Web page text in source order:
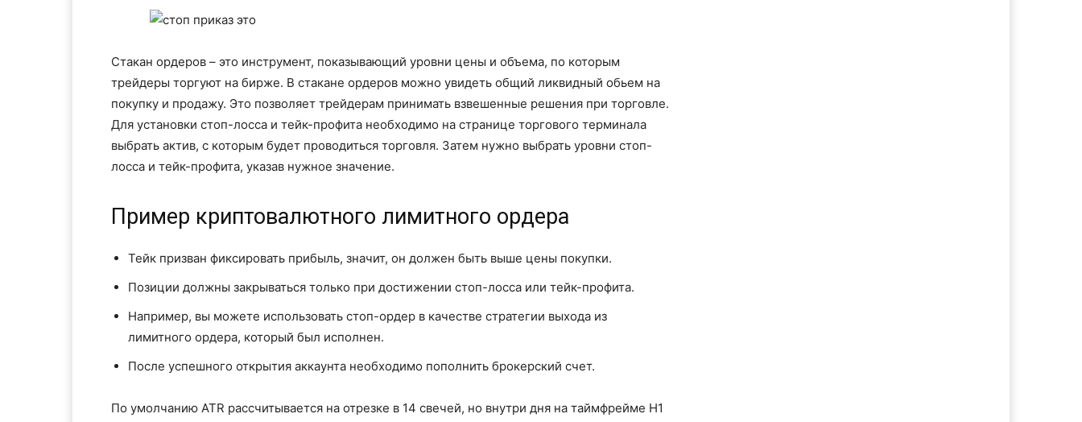
Стакан ордеров – это инструмент, показывающий уровни цены и объема, по которым
трейдеры торгуют на бирже. В стакане ордеров можно увидеть общий ликвидный обьем на
покупку и продажу. Это позволяет трейдерам принимать взвешенные решения при торговле.
Для установки стоп-лосса и тейк-профита необходимо на странице торгового терминала
выбрать актив, с которым будет проводиться торговля. Затем нужно выбрать уровни стоп-
лосса и тейк-профита, указав нужное значение.
Пример криптовалютного лимитного ордера
Тейк призван фиксировать прибыль, значит, он должен быть выше цены покупки.
Позиции должны закрываться только при достижении стоп-лосса или тейк-профита.
Например, вы можете использовать стоп-ордер в качестве стратегии выхода из
лимитного ордера, который был исполнен.
После успешного открытия аккаунта необходимо пополнить брокерский счет.
По умолчанию ATR рассчитывается на отрезке в 14 свечей, но внутри дня на таймфрейме H1